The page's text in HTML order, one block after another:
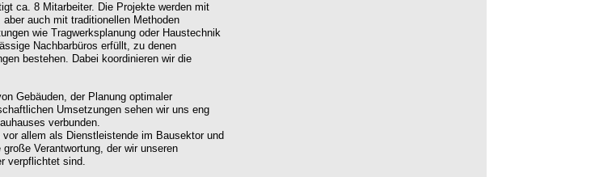
ca. 8 Mitarbeiter. Die Projekte werden mit
aber auch mit traditionellen Methoden
wie Tragwerksplanung oder Haustechnik
Nachbarbüros erfüllt, zu denen
bestehen. Dabei koordinieren wir die
Gebäuden, der Planung optimaler
Umsetzungen sehen wir uns eng
verbunden.
vor allem als Dienstleistende im Bausektor und
Verantwortung, der wir unseren
verpflichtet sind.